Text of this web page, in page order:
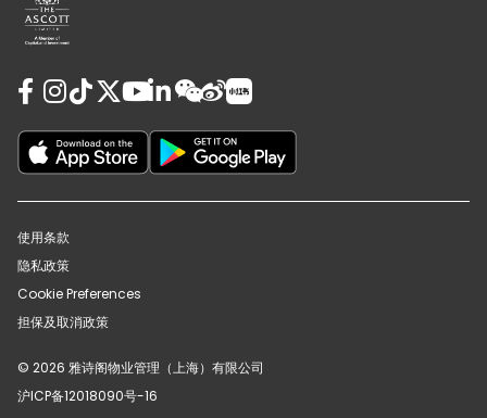
使用条款
隐私政策
Cookie Preferences
担保及取消政策
© 2026 雅诗阁物业管理（上海）有限公司
沪ICP备12018090号-16